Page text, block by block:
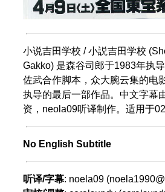
小说吉田学校 / 小説吉田学校
Gakko) 是森谷司郎于1983年执
佐武合作脚本，众大腕云集的电
执导的最后一部作品。中文字幕
资，neola09听译制作。适用于
No English Subtitle
听译/字幕: noela09